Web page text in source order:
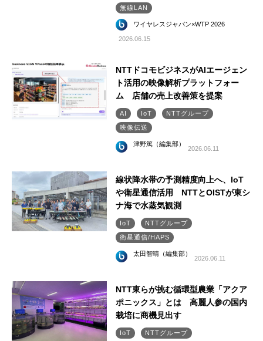
無線LAN
ワイヤレスジャパン×WTP 2026
2026.06.15
NTTドコモビジネスがAIエージェン
ト活用の映像解析プラットフォー
ム 店舗の売上改善策を提案
AI IoT
NTTグループ
映像伝送
津野篤（編集部）
2026.06.11
線状降水帯の予測精度向上へ、IoT
や衛星通信活用 NTTとOISTが東シ
ナ海で水蒸気観測
IoT
NTTグループ
衛星通信/HAPS
太田智晴（編集部）
2026.06.11
NTT東らが挑む循環型農業「アクア
ポニックス」とは 高麗人参の国内
栽培に商機見出す
IoT NTTグループ